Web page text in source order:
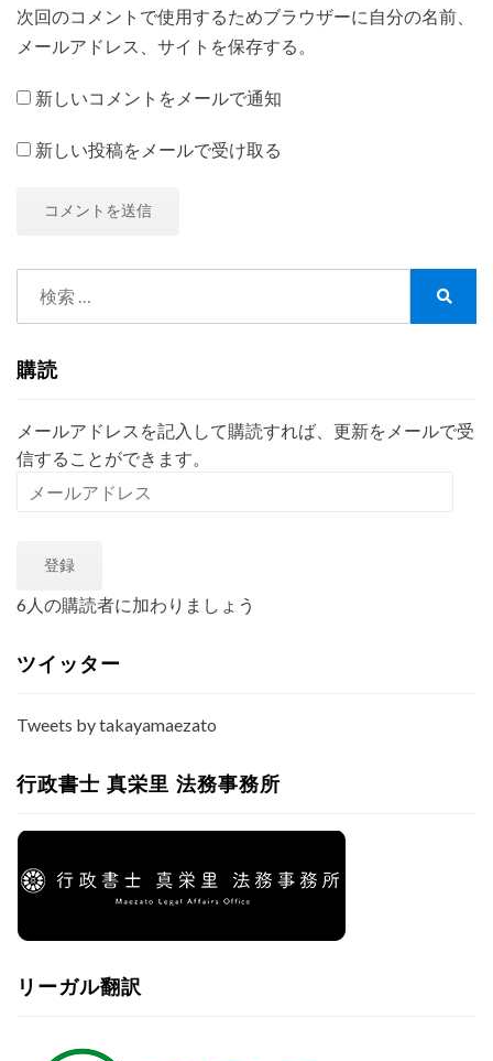
次回のコメントで使用するためブラウザーに自分の名前、
メールアドレス、サイトを保存する。
新しいコメントをメールで通知
新しい投稿をメールで受け取る
購読
メールアドレスを記入して購読すれば、更新をメールで受
信することができます。
ド
レ
登録
6人の購読者に加わりましょう
ツイッター
Tweets by takayamaezato
行政書士 真栄里 法務事務所
リーガル翻訳